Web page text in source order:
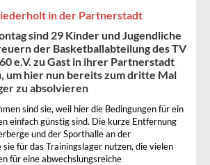
in der Partnerstadt
sind 29 Kinder und Jugendliche
der Basketballabteilung des TV
e.V. zu Gast in ihrer Partnerstadt
um hier nun bereits zum dritte Mal
zu absolvieren
sind sie, weil hier die Bedingungen für ein
einfach günstig sind. Die kurze Entfernung
und der Sporthalle an der
sie für das Trainingslager nutzen, die vielen
für eine abwechslungsreiche